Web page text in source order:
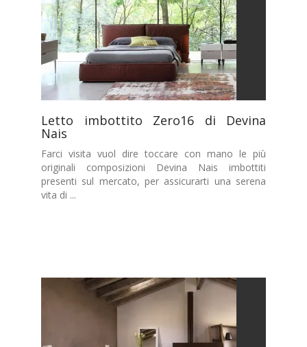
Letto imbottito Zero16 di Devina
Nais
Farci visita vuol dire toccare con mano le più
originali composizioni Devina Nais imbottiti
presenti sul mercato, per assicurarti una serena
vita di ...